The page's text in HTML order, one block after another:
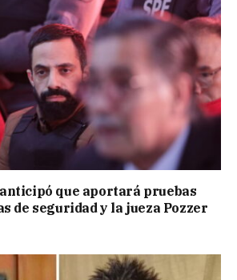
que aportará pruebas
de seguridad y la jueza Pozzer